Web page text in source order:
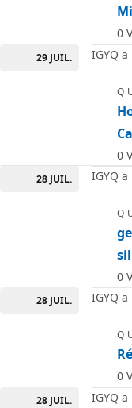
0
29 JUIL. IGYQ
0
28 JUIL. IGYQ
0
28 JUIL. IGYQ
0
28 JUIL. IGYQ